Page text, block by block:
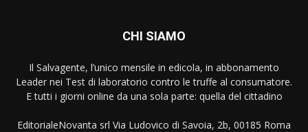
CHI SIAMO
Il Salvagente, l’unico mensile in edicola, in abbonamento
Leader nei Test di laboratorio contro le truffe al consumatore.
E tutti i giorni online da una sola parte: quella del cittadino
EditorialeNovanta srl Via Ludovico di Savoia, 2b, 00185 Roma